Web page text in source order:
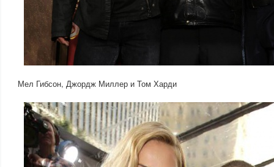
Мел Гибсон, Джордж Миллер и Том Харди